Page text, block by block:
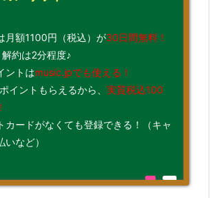
月額1100円（税込）が30日間無料！
約は2分程度♪
ントはmusic.jpでも使える！
イントもらえるから、 実質税込100
カードがなくても登録できる！（キャ
いなど）